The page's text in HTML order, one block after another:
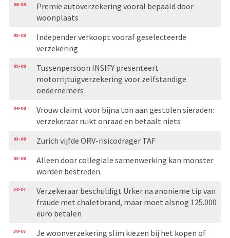
06-08
Premie autoverzekering vooral bepaald door
woonplaats
05-08
Independer verkoopt vooraf geselecteerde
verzekering
05-08
Tussenpersoon INSIFY presenteert
motorrijtuigverzekering voor zelfstandige
ondernemers
04-08
Vrouw claimt voor bijna ton aan gestolen sieraden:
verzekeraar ruikt onraad en betaalt niets
03-08 Zurich vijfde ORV-risicodrager TAF
03-08
Alleen door collegiale samenwerking kan monster
worden bestreden.
30-07
Verzekeraar beschuldigt Urker na anonieme tip van
fraude met chaletbrand, maar moet alsnog 125.000
euro betalen
30-07 Je woonverzekering slim kiezen bij het kopen of